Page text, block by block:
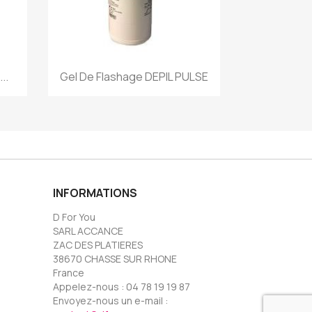
Aperçu rapide
Gel De Flashage DEPIL PULSE
INFORMATIONS
D For You
SARL ACCANCE
ZAC DES PLATIERES
38670 CHASSE SUR RHONE
France
Appelez-nous : 04 78 19 19 87
Envoyez-nous un e-mail :